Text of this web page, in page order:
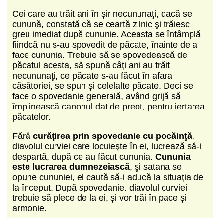
Cei care au trăit ani în şir necununaţi, dacă se
cunună, constată că se ceartă zilnic şi trăiesc
greu imediat după cununie. Aceasta se întâmplă
fiindcă nu s-au spovedit de păcate, înainte de a
face cununia. Trebuie să se spovedească de
păcatul acesta, să spună câţi ani au trăit
necununaţi, ce păcate s-au făcut în afara
căsătoriei, se spun şi celelalte păcate. Deci se
face o spovedanie generală, având grijă să
împlinească canonul dat de preot, pentru iertarea
păcatelor.
Fără curăţirea prin spovedanie cu pocăinţă,
diavolul curviei care locuieşte în ei, lucrează să-i
despartă, după ce au făcut cununia. Cununia
este lucrarea dumnezeiască, şi satana se
opune cununiei, el caută să-i aducă la situaţia de
la început. După spovedanie, diavolul curviei
trebuie să plece de la ei, şi vor trăi în pace şi
armonie.